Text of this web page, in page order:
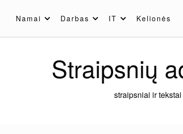
Namai Darbas IT Kelionės
Straipsnių
straipsniai ir